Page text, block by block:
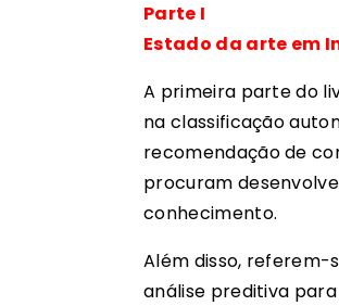
Parte I
Estado da arte em
A primeira parte do
na classificação
recomendação de
procuram
conhecimento.
Além disso, referem-
análise preditiva